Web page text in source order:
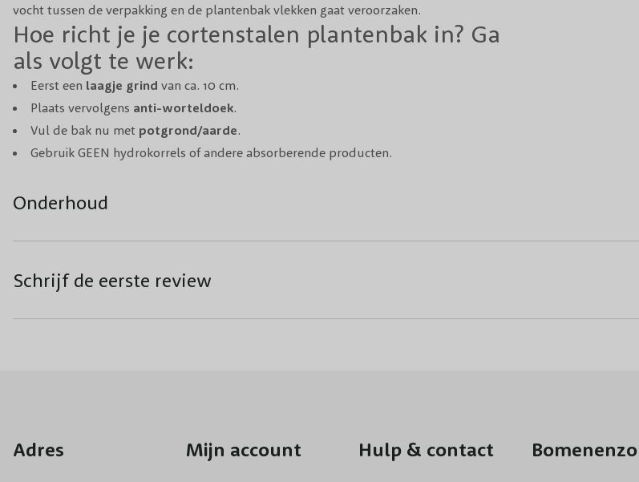
vocht tussen de verpakking en de plantenbak vlekken gaat veroorzaken.
Hoe richt je je cortenstalen plantenbak in? Ga
als volgt te werk:
Eerst een laagje grind van ca. 10 cm.
Plaats vervolgens anti-worteldoek.
Vul de bak nu met potgrond/aarde.
Gebruik GEEN hydrokorrels of andere absorberende producten.
Onderhoud
Schrijf de eerste review
Adres Mijn account Hulp & contact Bomenenzo